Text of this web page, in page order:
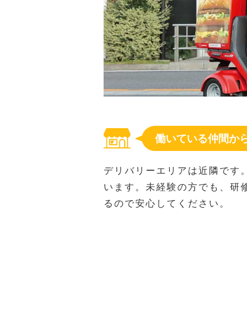
働いている仲間か
デリバリーエリアは近隣です
います。未経験の方でも、研
るので安心してください。